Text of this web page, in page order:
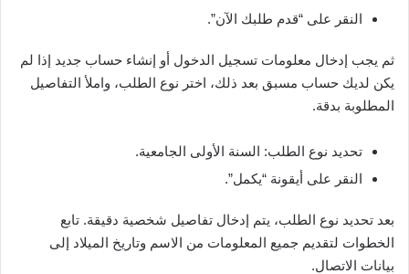
النقر على “قدم طلبك الآن”.
ثم يجب إدخال معلومات تسجيل الدخول أو إنشاء حساب جديد إذا لم
يكن لديك حساب مسبق بعد ذلك، اختر نوع الطلب، واملأ التفاصيل
المطلوبة بدقة.
تحديد نوع الطلب: السنة الأولى الجامعية.
النقر على أيقونة “يكمل”.
بعد تحديد نوع الطلب، يتم إدخال تفاصيل شخصية دقيقة. تابع
الخطوات لتقديم جميع المعلومات من الاسم وتاريخ الميلاد إلى
بيانات الاتصال.